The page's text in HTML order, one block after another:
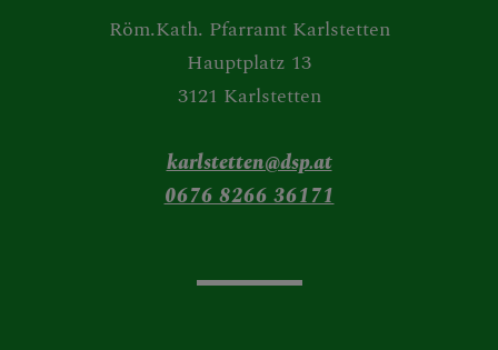
Röm.Kath. Pfarramt Karlstetten
Hauptplatz 13
3121 Karlstetten
karlstetten@dsp.at
0676 8266 36171